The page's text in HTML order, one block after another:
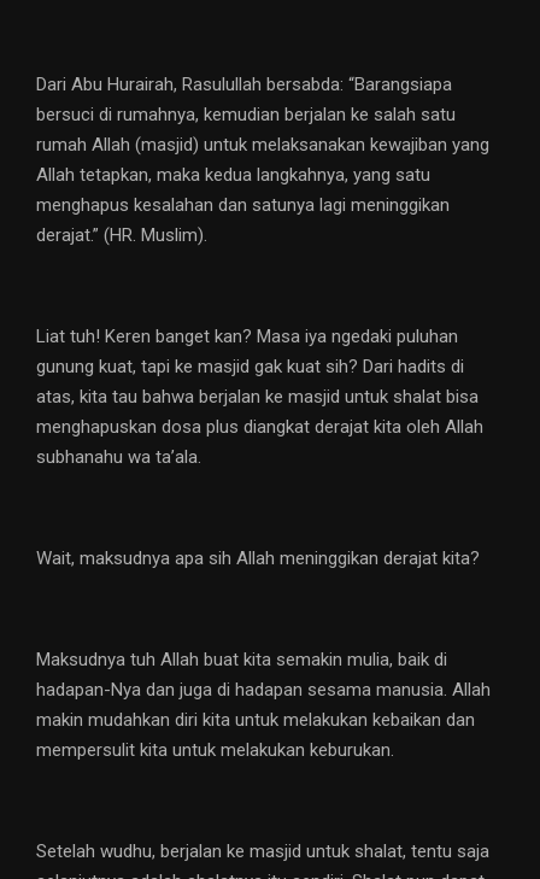
Dari Abu Hurairah, Rasulullah bersabda: “Barangsiapa
bersuci di rumahnya, kemudian berjalan ke salah satu
rumah Allah (masjid) untuk melaksanakan kewajiban yang
Allah tetapkan, maka kedua langkahnya, yang satu
menghapus kesalahan dan satunya lagi meninggikan
derajat.” (HR. Muslim).
Liat tuh! Keren banget kan? Masa iya ngedaki puluhan
gunung kuat, tapi ke masjid gak kuat sih? Dari hadits di
atas, kita tau bahwa berjalan ke masjid untuk shalat bisa
menghapuskan dosa plus diangkat derajat kita oleh Allah
subhanahu wa ta’ala.
Wait, maksudnya apa sih Allah meninggikan derajat kita?
Maksudnya tuh Allah buat kita semakin mulia, baik di
hadapan-Nya dan juga di hadapan sesama manusia. Allah
makin mudahkan diri kita untuk melakukan kebaikan dan
mempersulit kita untuk melakukan keburukan.
Setelah wudhu, berjalan ke masjid untuk shalat, tentu saja